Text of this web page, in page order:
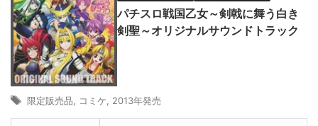
パチスロ戦国乙女～剣戟に舞う白き
剣聖～オリジナルサウンドトラック
限定販売品 コミケ 2013年発売